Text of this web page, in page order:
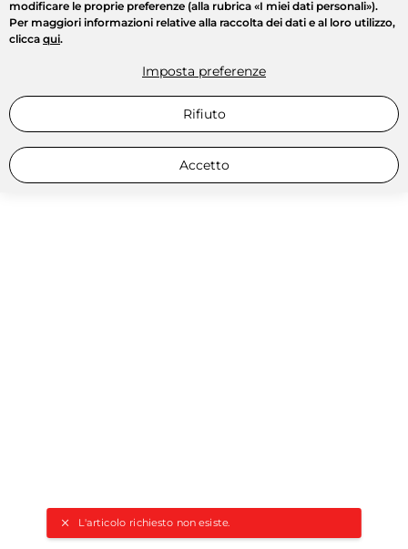
L'articolo richiesto non esiste.
modificare le proprie preferenze (alla rubrica «I miei dati personali»).
Per maggiori informazioni relative alla raccolta dei dati e al loro utilizzo,
clicca qui.
Imposta preferenze
Rifiuto
Accetto